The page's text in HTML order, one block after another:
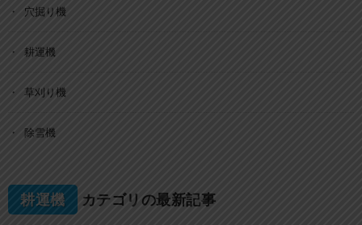
穴掘り機
耕運機
草刈り機
除雪機
耕運機 カテゴリの最新記事